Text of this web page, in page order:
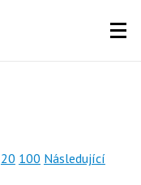
20 100 Následující